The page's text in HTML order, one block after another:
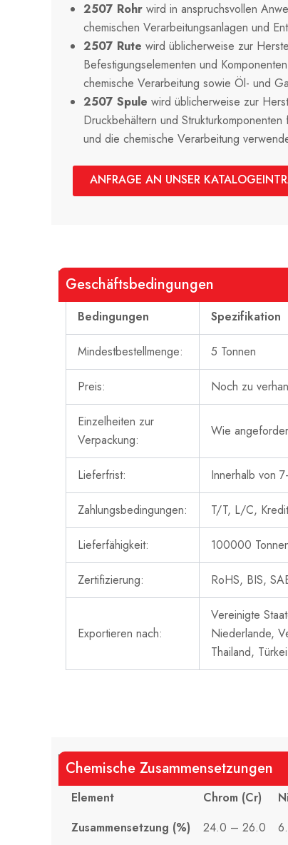
2507 Rohr wird in anspruchsvollen
chemischen Verarbeitungsanlagen und
2507 Rute wird üblicherweise zur
Befestigungselementen und
chemische Verarbeitung sowie Öl- und
2507 Spule wird üblicherweise zur
Druckbehältern und
und die chemische Verarbeitung
ANFRAGE AN UNSER
Geschäftsbedingungen
Bedingungen Spezifikation
Mindestbestellmenge: 5 Tonnen
Preis: Noch zu
Einzelheiten zur
Verpackung:
Wie
Lieferfrist: Innerhalb von
Zahlungsbedingungen: T/T, L/C,
Lieferfähigkeit: 100000
Zertifizierung: RoHS, BIS,
Exportieren nach:
Vereinigte
Niederlande,
Thailand,
Chemische Zusammensetzungen
Element Chrom (Cr)
Zusammensetzung (%)
24.0 – 26.0